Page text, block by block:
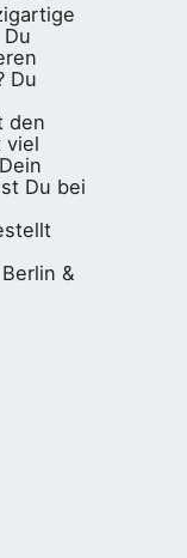
Du
den
viel
Du bei
&